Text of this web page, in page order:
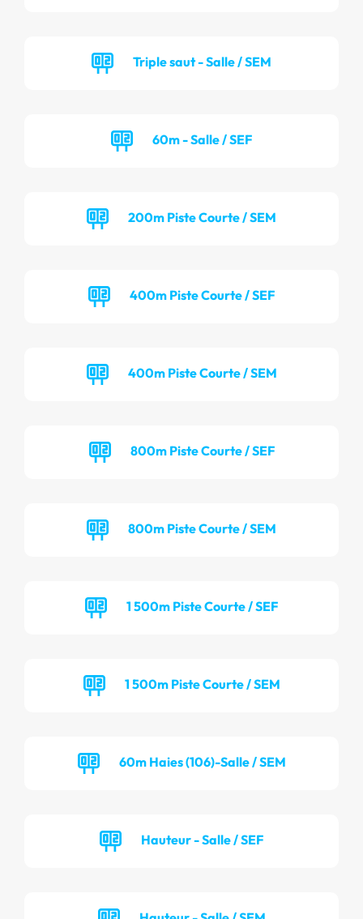
Triple saut - Salle / SEM
60m - Salle / SEF
200m Piste Courte / SEM
400m Piste Courte / SEF
400m Piste Courte / SEM
800m Piste Courte / SEF
800m Piste Courte / SEM
1 500m Piste Courte / SEF
1 500m Piste Courte / SEM
60m Haies (106)-Salle / SEM
Hauteur - Salle / SEF